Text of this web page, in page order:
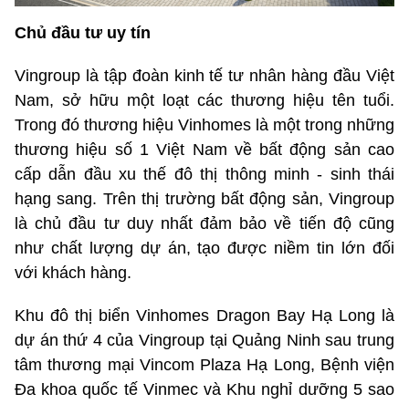
Chủ đầu tư uy tín
Vingroup là tập đoàn kinh tế tư nhân hàng đầu Việt
Nam, sở hữu một loạt các thương hiệu tên tuổi.
Trong đó thương hiệu Vinhomes là một trong những
thương hiệu số 1 Việt Nam về bất động sản cao
cấp dẫn đầu xu thế đô thị thông minh - sinh thái
hạng sang. Trên thị trường bất động sản, Vingroup
là chủ đầu tư duy nhất đảm bảo về tiến độ cũng
như chất lượng dự án, tạo được niềm tin lớn đối
với khách hàng.
Khu đô thị biển Vinhomes Dragon Bay Hạ Long là
dự án thứ 4 của Vingroup tại Quảng Ninh sau trung
tâm thương mại Vincom Plaza Hạ Long, Bệnh viện
Đa khoa quốc tế Vinmec và Khu nghỉ dưỡng 5 sao